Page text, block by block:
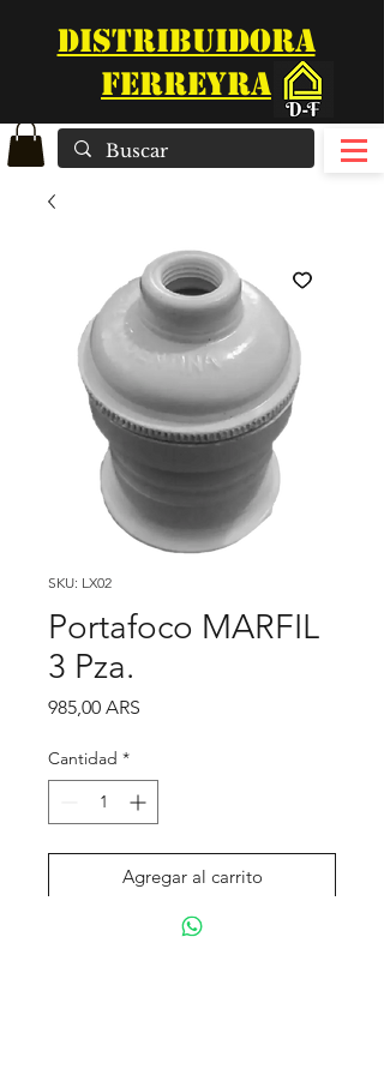
DISTRIBUIDORA
FERREYRA
SKU: LX02
Portafoco MARFIL
3 Pza.
985,00 ARS
Cantidad *
Agregar al carrito
Realizar compra